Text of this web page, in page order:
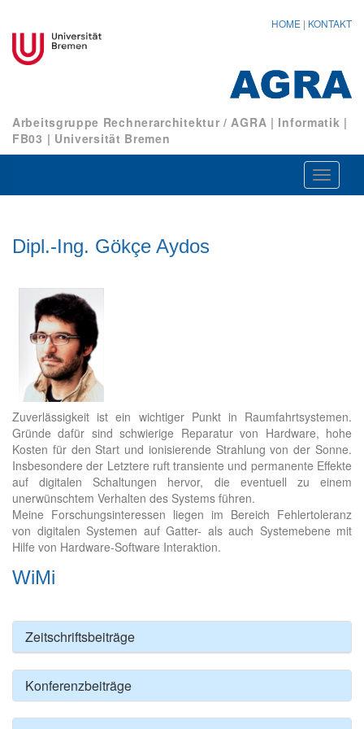
HOME | KONTAKT
Arbeitsgruppe Rechnerarchitektur / AGRA | Informatik |
FB03 | Universität Bremen
ein-/
Dipl.-Ing. Gökçe Aydos
Zuverlässigkeit ist ein wichtiger Punkt in Raumfahrtsystemen.
Gründe dafür sind schwierige Reparatur von Hardware, hohe
Kosten für den Start und ionisierende Strahlung von der Sonne.
Insbesondere der Letztere ruft transiente und permanente Effekte
auf digitalen Schaltungen hervor, die eventuell zu einem
unerwünschtem Verhalten des Systems führen.
Meine Forschungsinteressen liegen im Bereich Fehlertoleranz
von digitalen Systemen auf Gatter- als auch Systemebene mit
Hilfe von Hardware-Software Interaktion.
WiMi
Zeitschriftsbeiträge
Konferenzbeiträge